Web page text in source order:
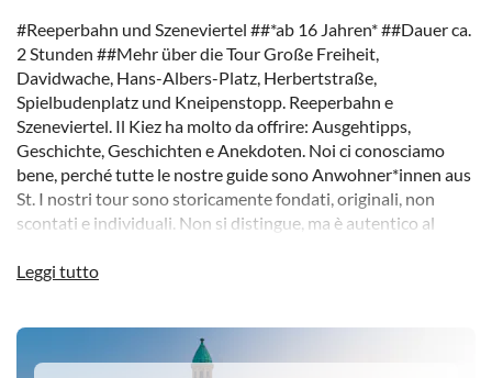
#Reeperbahn und Szeneviertel ##*ab 16 Jahren* ##Dauer ca.
2 Stunden ##Mehr über die Tour Große Freiheit,
Davidwache, Hans-Albers-Platz, Herbertstraße,
Spielbudenplatz und Kneipenstopp. Reeperbahn e
Szeneviertel. Il Kiez ha molto da offrire: Ausgehtipps,
Geschichte, Geschichten e Anekdoten. Noi ci conosciamo
bene, perché tutte le nostre guide sono Anwohner*innen aus
St. I nostri tour sono storicamente fondati, originali, non
scontati e individuali. Non si distingue, ma è autentico al
Amburgo. Vi mostriamo questo pezzo affascinante di St.
Punk- auf Popmusik, Vorstädter auf Hamburger, Touristen
auf alte St. Paulianer. Qui si va avanti in modo selvaggio. La
Leggi tutto
DSA1St Pauli